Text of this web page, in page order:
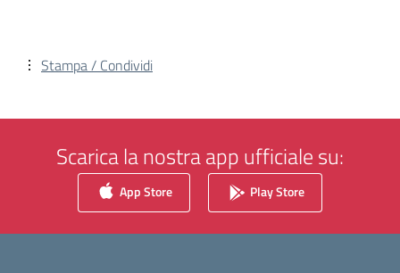
Stampa / Condividi
Scarica la nostra app ufficiale su:
App Store Play Store